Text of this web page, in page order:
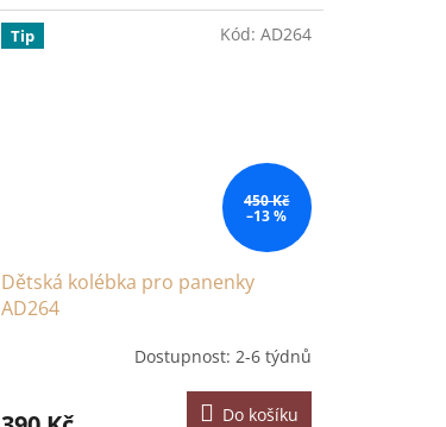
Tip
450 Kč
–13 %
Dětská kolébka pro panenky
AD264
Dostupnost: 2-6 týdnů
Do košíku
Kód: AD264